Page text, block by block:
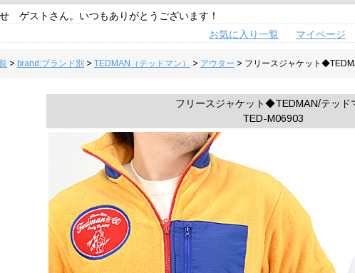
ゲストさん。いつもありがとうございます！
お気に入り一覧
マイページ
> brand:ブランド別 > TEDMAN（テッドマン） > アウター > フリースジャケット
フリースジャケット◆TEDMAN/テッド
TED-M06903